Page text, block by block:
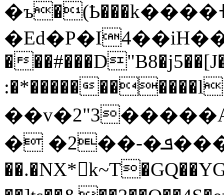
�
:�*�����
� �2��-�ܦ����d=11�V���